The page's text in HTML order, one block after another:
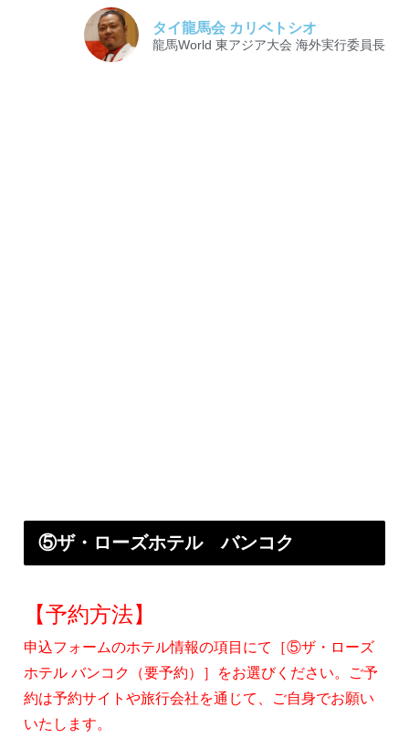
タイ龍馬会 カリベトシオ
龍馬World 東アジア大会 海外実行委員長
⑤ザ・ローズホテル バンコク
【予約方法】
申込フォームのホテル情報の項目にて［⑤ザ・ローズ
ホテル バンコク（要予約）］をお選びください。ご予
約は予約サイトや旅行会社を通じて、ご自身でお願い
いたします。